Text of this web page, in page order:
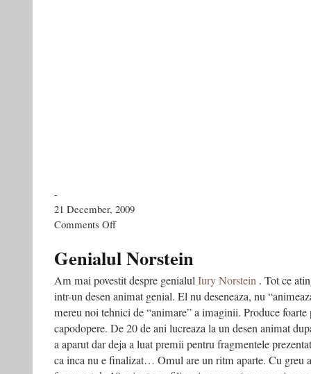
-
21 December, 2009
Comments Offon
influent
din
Rusia
Genialul Norstein
Am mai povestit despre genialulIury Norstein . Tot ce
intr-un desen animat genial. El nu deseneaza, nu
mereu noi tehnici de “animare” a imaginii. Produce foarte
capodopere. De 20 de ani lucreaza la un desen animat
a aparut dar deja a luat premii pentru fragmentele
ca inca nu e finalizat… Omul are un ritm aparte. Cu greu